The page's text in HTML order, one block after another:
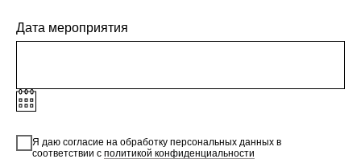
Дата мероприятия
Я даю согласие на обработку персональных данных в
соответствии с политикой конфиденциальности